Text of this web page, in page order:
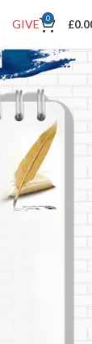
GIVE 0 £